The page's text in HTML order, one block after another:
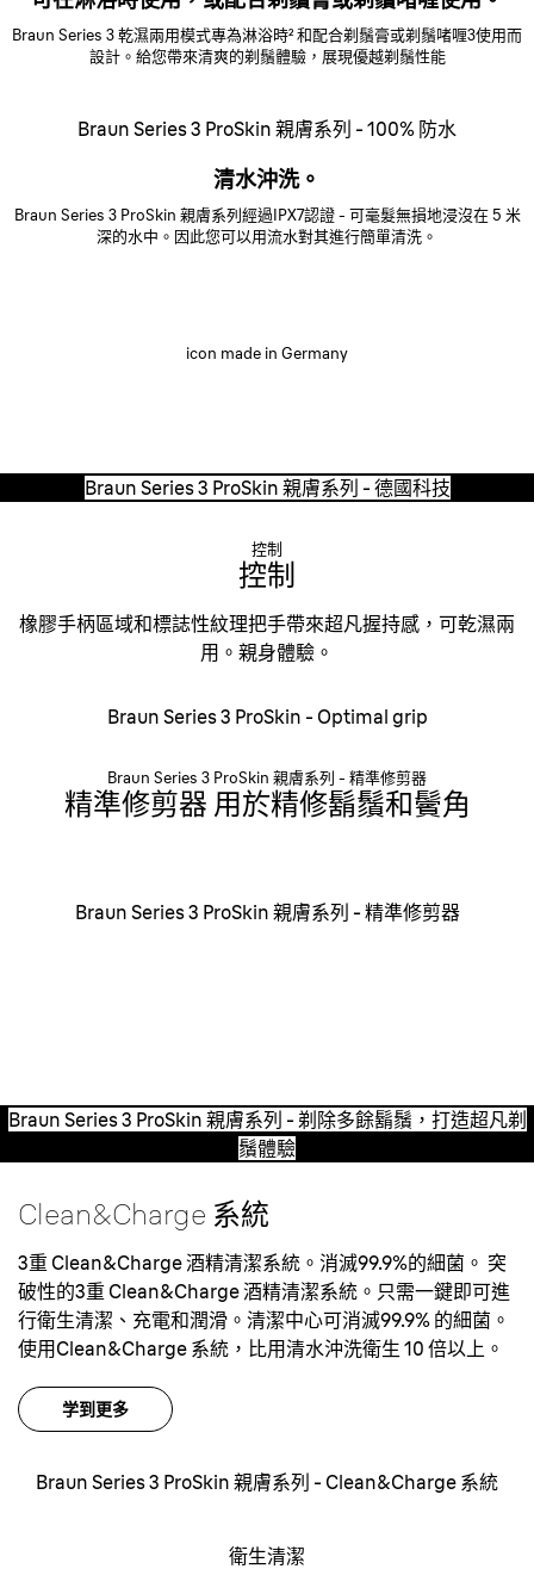
Braun Series 3 乾濕兩用模式專為淋浴時² 和配合剃鬚膏或剃鬚啫喱3使用而
設計。給您帶來清爽的剃鬚體驗，展現優越剃鬚性能
Braun Series 3 ProSkin 親膚系列 - 100% 防水
清水沖洗。
Braun Series 3 ProSkin 親膚系列經過IPX7認證 - 可毫髮無損地浸沒在 5 米
深的水中。因此您可以用流水對其進行簡單清洗。
icon made in Germany
Braun Series 3 ProSkin 親膚系列 - 德國科技
控制
控制
橡膠手柄區域和標誌性紋理把手帶來超凡握持感，可乾濕兩
用。親身體驗。
Braun Series 3 ProSkin - Optimal grip
Braun Series 3 ProSkin 親膚系列 - 精準修剪器
精準修剪器 用於精修鬍鬚和鬢角
Braun Series 3 ProSkin 親膚系列 - 精準修剪器
Braun Series 3 ProSkin 親膚系列 - 剃除多餘鬍鬚，打造超凡剃
鬚體驗
Clean&Charge 系統
3重 Clean&Charge 酒精清潔系統。消滅99.9%的細菌。 突
破性的3重 Clean&Charge 酒精清潔系統。只需一鍵即可進
行衛生清潔、充電和潤滑。清潔中心可消滅99.9% 的細菌。
使用Clean&Charge 系統，比用清水沖洗衛生 10 倍以上。
学到更多
Braun Series 3 ProSkin 親膚系列 - Clean&Charge 系統
衛生清潔